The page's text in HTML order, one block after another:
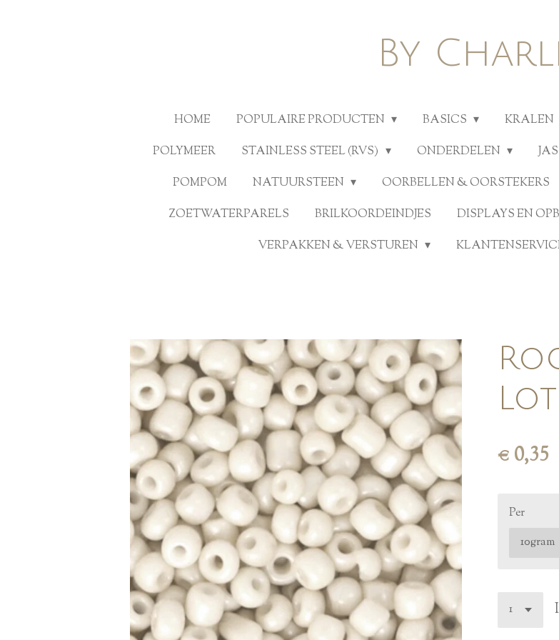
By
HOME POPULAIRE PRODUCTEN BASICS KRALEN
POLYMEER
STAINLESS STEEL (RVS) ONDERDELEN
POMPOM
NATUURSTEEN OORBELLEN & OORSTEKERS
ZOETWATERPARELS
BRILKOORDEINDJES DISPLAYS EN
VERPAKKEN & VERSTUREN
€ 0,35
Per